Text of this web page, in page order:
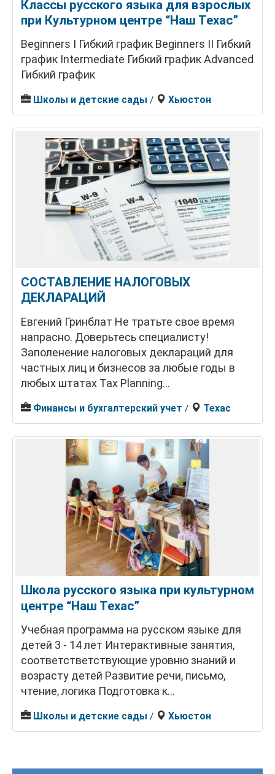
Классы русского языка для взрослых
при Культурном центре “Наш Техас”
Beginners I Гибкий график Beginners II Гибкий
график Intermediate Гибкий график Advanced
Гибкий график
Школы и детские сады / Хьюстон
СОСТАВЛЕНИЕ НАЛОГОВЫХ
ДЕКЛАРАЦИЙ
Евгений Гринблат Не тратьте свое время
напрасно. Доверьтесь специалисту!
Заполенение налоговых деклараций для
частных лиц и бизнесов за любые годы в
любых штатах Tax Planning...
Финансы и бухгалтерский учет / Техас
Школа русского языка при культурном
центре “Наш Техас”
Учебная программа на русском языке для
детей 3 - 14 лет Интерактивные занятия,
соответстветствующие уровню знаний и
возрасту детей Развитие речи, письмо,
чтение, логика Подготовка к...
Школы и детские сады / Хьюстон